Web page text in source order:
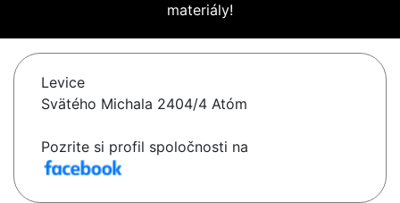
materiály!
Levice
Svätého Michala 2404/4 Atóm
Pozrite si profil spoločnosti na